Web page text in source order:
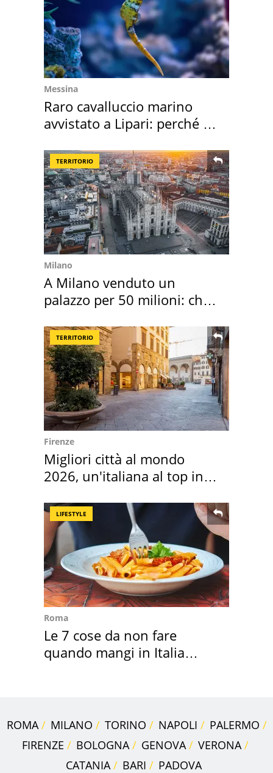
Messina
Raro cavalluccio marino
avvistato a Lipari: perché è
TERRITORIO
Milano
A Milano venduto un
palazzo per 50 milioni: chi
TERRITORIO
Firenze
Migliori città al mondo
2026, un'italiana al top in
LIFESTYLE
Roma
Le 7 cose da non fare
quando mangi in Italia
ROMA MILANO TORINO NAPOLI
PALERMO
FIRENZE
BOLOGNA GENOVA
VERONA
CATANIA
BARI PADOVA